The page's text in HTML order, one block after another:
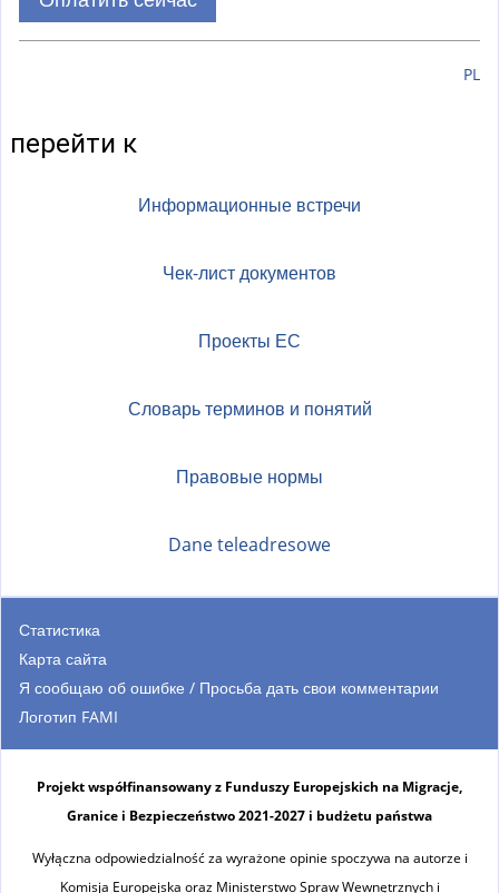
PL
перейти к
Информационные встречи
Чек-лист документов
Проекты ЕС
Словарь терминов и понятий
Правовые нормы
Dane teleadresowe
Статистика
Карта сайта
Я сообщаю об ошибке / Просьба дать свои комментарии
Логотип FAMI
Projekt współfinansowany z Funduszy Europejskich na Migracje,
Granice i Bezpieczeństwo 2021-2027 i budżetu państwa
Wyłączna odpowiedzialność za wyrażone opinie spoczywa na autorze i
Komisja Europejska oraz Ministerstwo Spraw Wewnętrznych i